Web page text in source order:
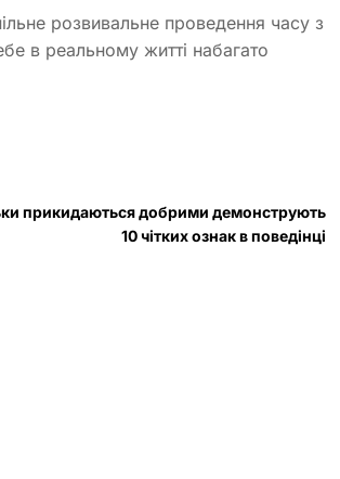
розвивальне проведення часу з
в реальному житті набагато
прикидаються добрими демонструють
10 чітких ознак в поведінці